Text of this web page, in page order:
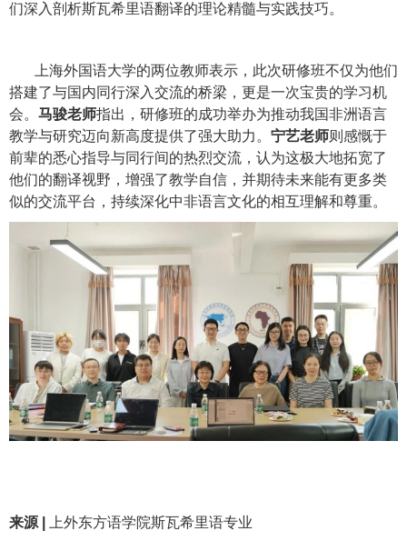
们深入剖析斯瓦希里语翻译的理论精髓与实践技巧。
上海外国语大学的两位教师表示，此次研修班不仅为他们
搭建了与国内同行深入交流的桥梁，更是一次宝贵的学习机
会。 马骏老师指出，研修班的成功举办为推动我国非洲语言
教学与研究迈向新高度提供了强大助力。 宁艺老师则感慨于
前辈的悉心指导与同行间的热烈交流，认为这极大地拓宽了
他们的翻译视野，增强了教学自信，并期待未来能有更多类
似的交流平台，持续深化中非语言文化的相互理解和尊重。
来源 上外东方语学院斯瓦希里语专业